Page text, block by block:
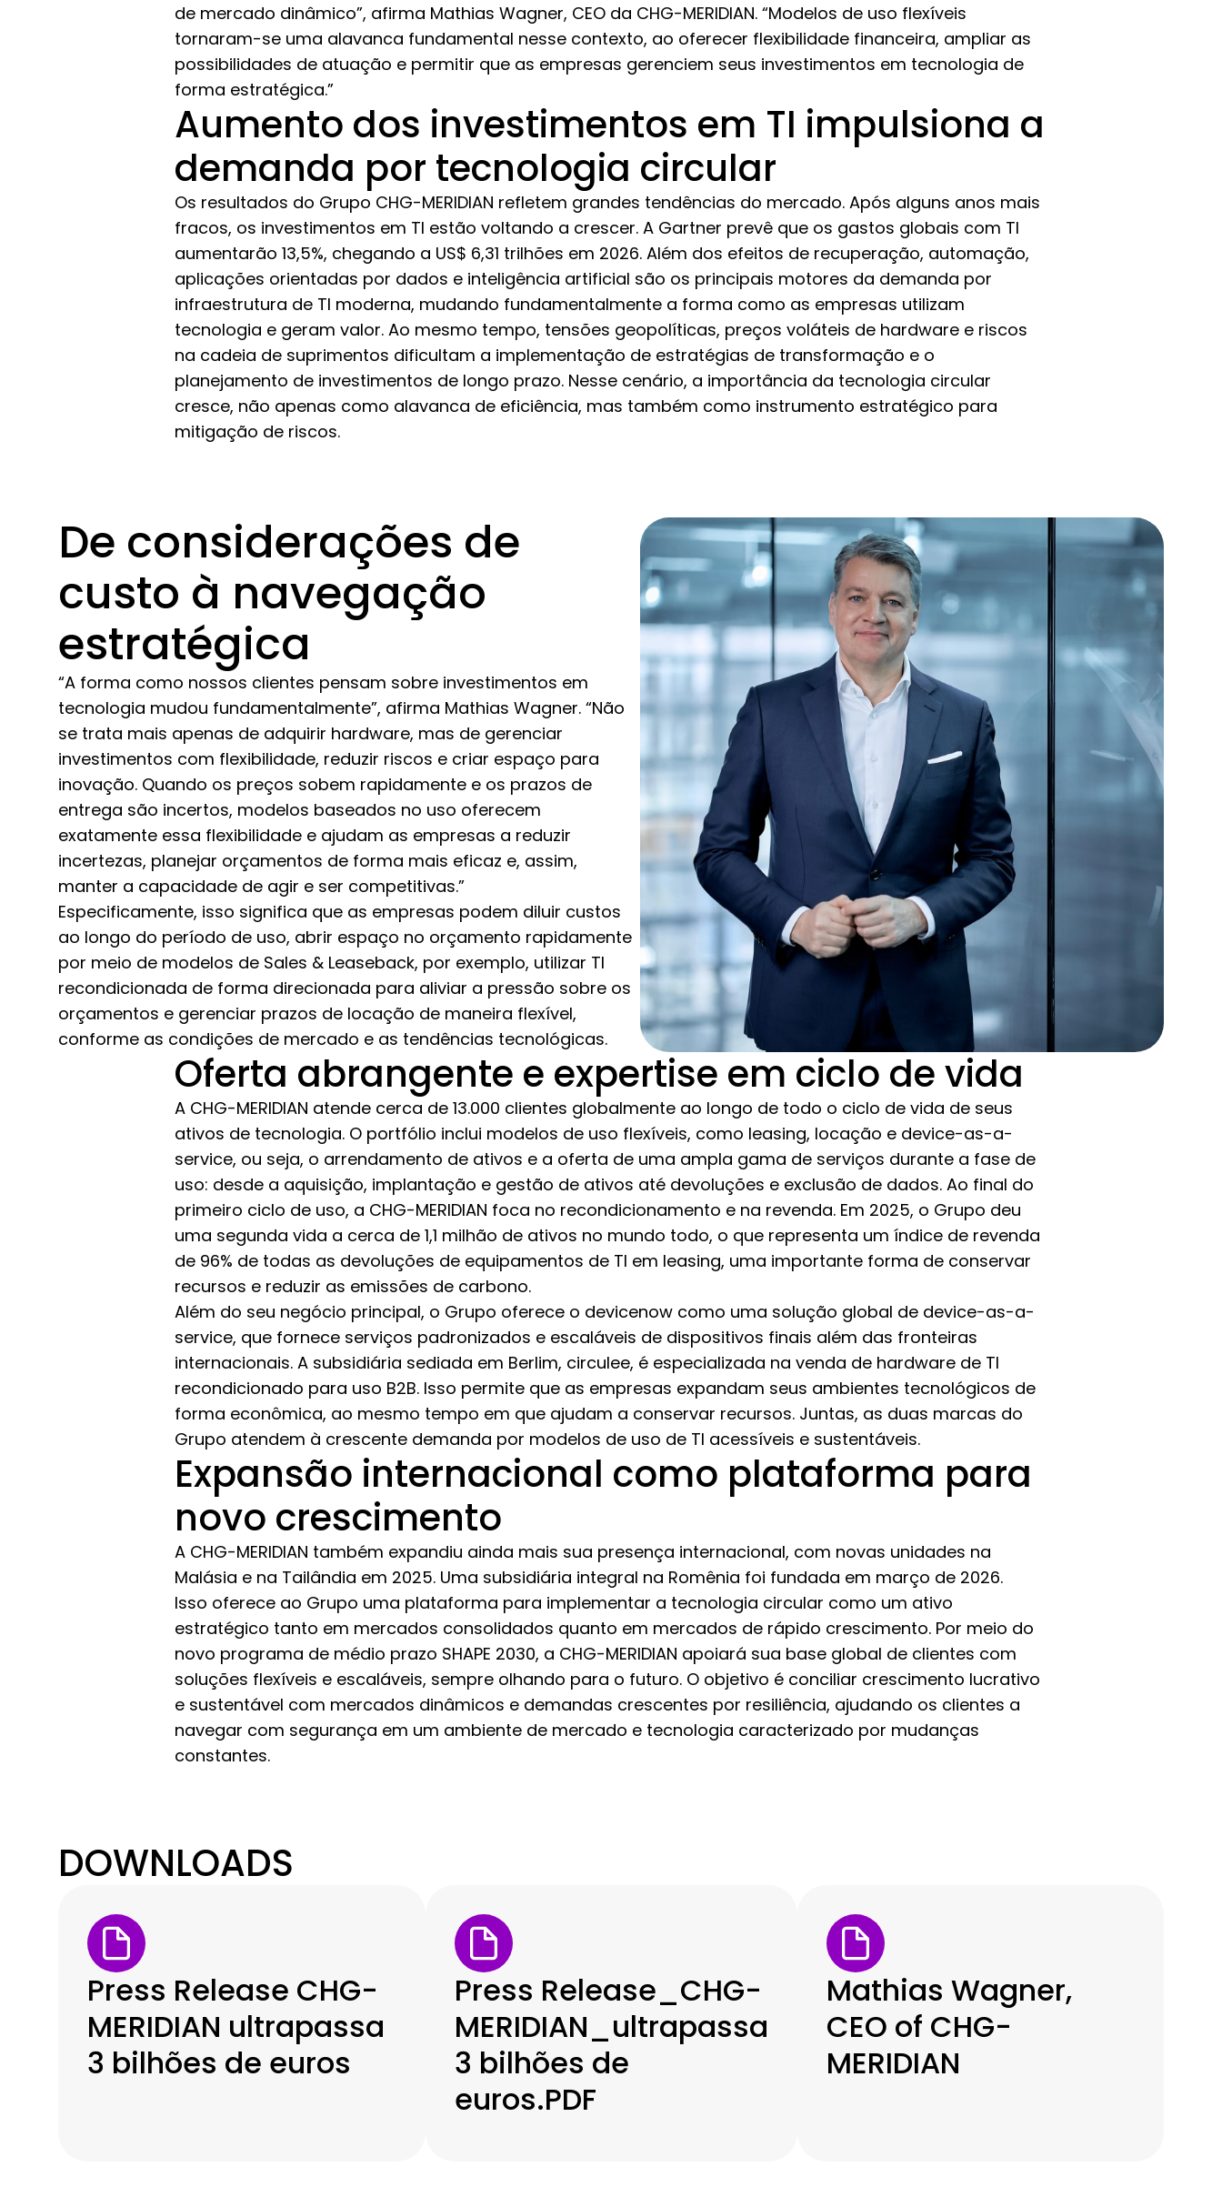
de mercado dinâmico”, afirma Mathias Wagner, CEO da CHG-MERIDIAN. “Modelos de uso flexíveis
tornaram-se uma alavanca fundamental nesse contexto, ao oferecer flexibilidade financeira, ampliar as
possibilidades de atuação e permitir que as empresas gerenciem seus investimentos em tecnologia de
forma estratégica.”
Aumento dos investimentos em TI impulsiona a
demanda por tecnologia circular
Os resultados do Grupo CHG-MERIDIAN refletem grandes tendências do mercado. Após alguns anos mais
fracos, os investimentos em TI estão voltando a crescer. A Gartner prevê que os gastos globais com TI
aumentarão 13,5%, chegando a US$ 6,31 trilhões em 2026. Além dos efeitos de recuperação, automação,
aplicações orientadas por dados e inteligência artificial são os principais motores da demanda por
infraestrutura de TI moderna, mudando fundamentalmente a forma como as empresas utilizam
tecnologia e geram valor. Ao mesmo tempo, tensões geopolíticas, preços voláteis de hardware e riscos
na cadeia de suprimentos dificultam a implementação de estratégias de transformação e o
planejamento de investimentos de longo prazo. Nesse cenário, a importância da tecnologia circular
cresce, não apenas como alavanca de eficiência, mas também como instrumento estratégico para
mitigação de riscos.
De considerações de
custo à navegação
estratégica
“A forma como nossos clientes pensam sobre investimentos em
tecnologia mudou fundamentalmente”, afirma Mathias Wagner. “Não
se trata mais apenas de adquirir hardware, mas de gerenciar
investimentos com flexibilidade, reduzir riscos e criar espaço para
inovação. Quando os preços sobem rapidamente e os prazos de
entrega são incertos, modelos baseados no uso oferecem
exatamente essa flexibilidade e ajudam as empresas a reduzir
incertezas, planejar orçamentos de forma mais eficaz e, assim,
manter a capacidade de agir e ser competitivas.”
Especificamente, isso significa que as empresas podem diluir custos
ao longo do período de uso, abrir espaço no orçamento rapidamente
por meio de modelos de Sales & Leaseback, por exemplo, utilizar TI
recondicionada de forma direcionada para aliviar a pressão sobre os
orçamentos e gerenciar prazos de locação de maneira flexível,
conforme as condições de mercado e as tendências tecnológicas.
Oferta abrangente e expertise em ciclo de vida
A CHG-MERIDIAN atende cerca de 13.000 clientes globalmente ao longo de todo o ciclo de vida de seus
ativos de tecnologia. O portfólio inclui modelos de uso flexíveis, como leasing, locação e device-as-a-
service, ou seja, o arrendamento de ativos e a oferta de uma ampla gama de serviços durante a fase de
uso: desde a aquisição, implantação e gestão de ativos até devoluções e exclusão de dados. Ao final do
primeiro ciclo de uso, a CHG-MERIDIAN foca no recondicionamento e na revenda. Em 2025, o Grupo deu
uma segunda vida a cerca de 1,1 milhão de ativos no mundo todo, o que representa um índice de revenda
de 96% de todas as devoluções de equipamentos de TI em leasing, uma importante forma de conservar
recursos e reduzir as emissões de carbono.
Além do seu negócio principal, o Grupo oferece o devicenow como uma solução global de device-as-a-
service, que fornece serviços padronizados e escaláveis de dispositivos finais além das fronteiras
internacionais. A subsidiária sediada em Berlim, circulee, é especializada na venda de hardware de TI
recondicionado para uso B2B. Isso permite que as empresas expandam seus ambientes tecnológicos de
forma econômica, ao mesmo tempo em que ajudam a conservar recursos. Juntas, as duas marcas do
Grupo atendem à crescente demanda por modelos de uso de TI acessíveis e sustentáveis.
Expansão internacional como plataforma para
novo crescimento
A CHG-MERIDIAN também expandiu ainda mais sua presença internacional, com novas unidades na
Malásia e na Tailândia em 2025. Uma subsidiária integral na Romênia foi fundada em março de 2026.
Isso oferece ao Grupo uma plataforma para implementar a tecnologia circular como um ativo
estratégico tanto em mercados consolidados quanto em mercados de rápido crescimento. Por meio do
novo programa de médio prazo SHAPE 2030, a CHG-MERIDIAN apoiará sua base global de clientes com
soluções flexíveis e escaláveis, sempre olhando para o futuro. O objetivo é conciliar crescimento lucrativo
e sustentável com mercados dinâmicos e demandas crescentes por resiliência, ajudando os clientes a
navegar com segurança em um ambiente de mercado e tecnologia caracterizado por mudanças
constantes.
DOWNLOADS
Press Release CHG-
MERIDIAN ultrapassa
3 bilhões de euros
Press Release_CHG-
MERIDIAN_ultrapassa
3 bilhões de
euros.PDF
Mathias Wagner,
CEO of CHG-
MERIDIAN